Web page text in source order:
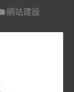
網站建設